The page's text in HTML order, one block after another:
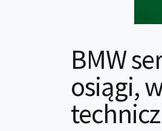
BMW
osiągi,